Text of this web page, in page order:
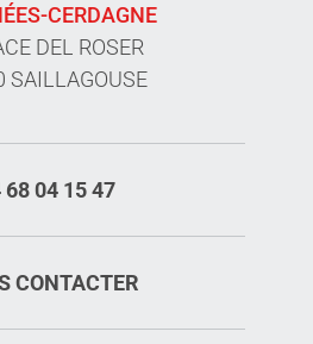
CERDAGNE
DEL ROSER
SAILLAGOUSE
68 04 15 47
CONTACTER